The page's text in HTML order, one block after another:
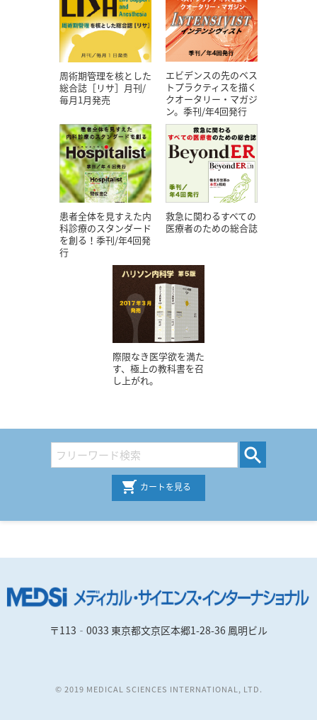
周術期管理を核とした
総合誌［リサ］月刊/
毎月1月発売
エビデンスの先のベス
トプラクティスを描く
クオータリー・マガジ
ン。季刊/年4回発行
患者全体を見すえた内
科診療のスタンダード
を創る！季刊/年4回発
行
救急に関わるすべての
医療者のための総合誌
際限なき医学欲を満た
す、極上の教科書を召
し上がれ。
カートを見る
〒113‐0033 東京都文京区本郷1-28-36 鳳明ビル
© 2019 MEDICAL SCIENCES INTERNATIONAL, LTD.